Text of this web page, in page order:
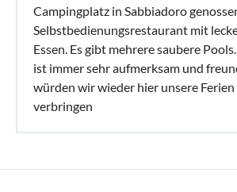
Campingplatz in Sabbiadoro
Selbstbedienungsrestaurant mit
Essen. Es gibt mehrere saubere
ist immer sehr aufmerksam und
würden wir wieder hier unsere
verbringen